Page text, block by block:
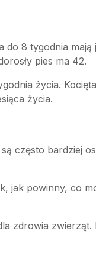
8 tygodnia
pies ma 42.
życia.
życia.
często bardziej
jak powinny, co
zdrowia